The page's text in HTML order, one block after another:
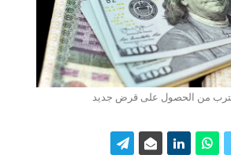
من الحصول على قرض جديد